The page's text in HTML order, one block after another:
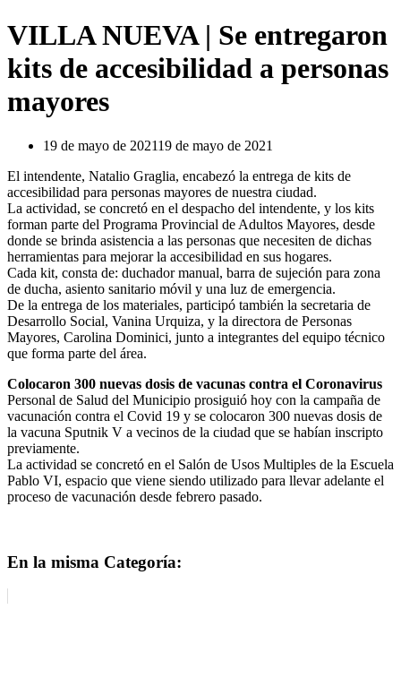
VILLA NUEVA | Se entregaron
kits de accesibilidad a personas
mayores
19 de mayo de 202119 de mayo de 2021
El intendente, Natalio Graglia, encabezó la entrega de kits de
accesibilidad para personas mayores de nuestra ciudad.
La actividad, se concretó en el despacho del intendente, y los kits
forman parte del Programa Provincial de Adultos Mayores, desde
donde se brinda asistencia a las personas que necesiten de dichas
herramientas para mejorar la accesibilidad en sus hogares.
Cada kit, consta de: duchador manual, barra de sujeción para zona
de ducha, asiento sanitario móvil y una luz de emergencia.
De la entrega de los materiales, participó también la secretaria de
Desarrollo Social, Vanina Urquiza, y la directora de Personas
Mayores, Carolina Dominici, junto a integrantes del equipo técnico
que forma parte del área.
Colocaron 300 nuevas dosis de vacunas contra el Coronavirus
Personal de Salud del Municipio prosiguió hoy con la campaña de
vacunación contra el Covid 19 y se colocaron 300 nuevas dosis de
la vacuna Sputnik V a vecinos de la ciudad que se habían inscripto
previamente.
La actividad se concretó en el Salón de Usos Multiples de la Escuela
Pablo VI, espacio que viene siendo utilizado para llevar adelante el
proceso de vacunación desde febrero pasado.
En la misma Categoría: